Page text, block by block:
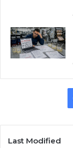
Last Modified